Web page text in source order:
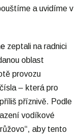
a uvidíme v
zeptali na radnici
oblast
provozu
– která pro
příznivě. Podle
vodíkové
aby tento